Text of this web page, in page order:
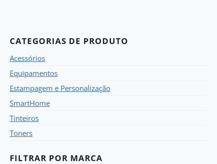
CATEGORIAS DE PRODUTO
Acessórios
Equipamentos
Estampagem e Personalização
SmartHome
Tinteiros
Toners
FILTRAR POR MARCA